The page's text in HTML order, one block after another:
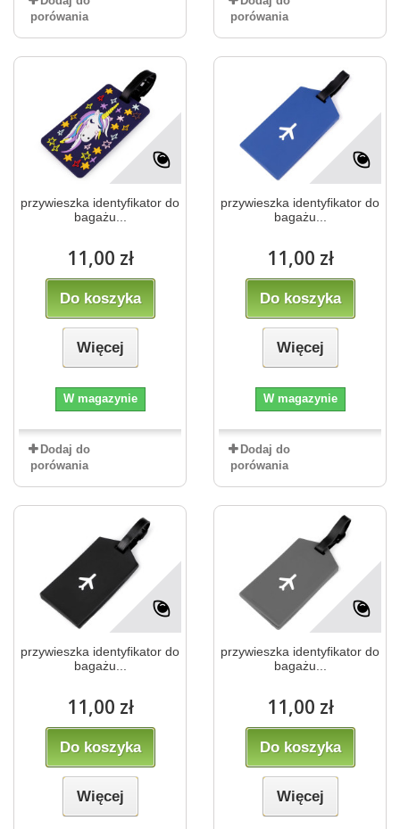
porówania
porówania
przywieszka identyfikator do
bagażu...
11,00 zł
Do koszyka
Więcej
W magazynie
Dodaj do
porówania
przywieszka identyfikator do
bagażu...
11,00 zł
Do koszyka
Więcej
W magazynie
Dodaj do
porówania
przywieszka identyfikator do
bagażu...
11,00 zł
Do koszyka
Więcej
przywieszka identyfikator do
bagażu...
11,00 zł
Do koszyka
Więcej